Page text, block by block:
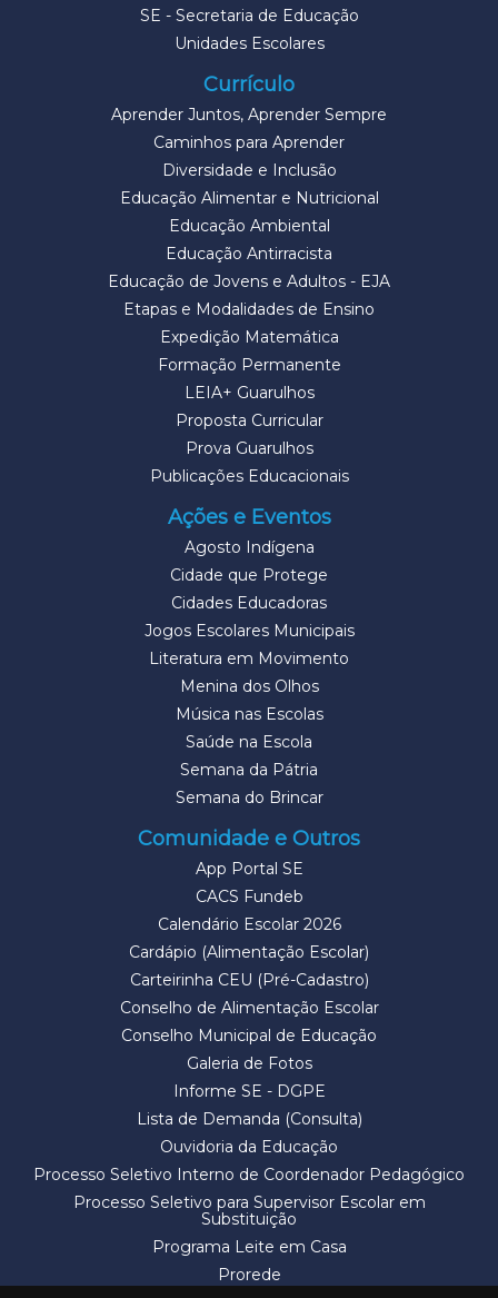
SE - Secretaria de Educação
Unidades Escolares
Currículo
Aprender Juntos, Aprender Sempre
Caminhos para Aprender
Diversidade e Inclusão
Educação Alimentar e Nutricional
Educação Ambiental
Educação Antirracista
Educação de Jovens e Adultos - EJA
Etapas e Modalidades de Ensino
Expedição Matemática
Formação Permanente
LEIA+ Guarulhos
Proposta Curricular
Prova Guarulhos
Publicações Educacionais
Ações e Eventos
Agosto Indígena
Cidade que Protege
Cidades Educadoras
Jogos Escolares Municipais
Literatura em Movimento
Menina dos Olhos
Música nas Escolas
Saúde na Escola
Semana da Pátria
Semana do Brincar
Comunidade e Outros
App Portal SE
CACS Fundeb
Calendário Escolar 2026
Cardápio (Alimentação Escolar)
Carteirinha CEU (Pré-Cadastro)
Conselho de Alimentação Escolar
Conselho Municipal de Educação
Galeria de Fotos
Informe SE - DGPE
Lista de Demanda (Consulta)
Ouvidoria da Educação
Processo Seletivo Interno de Coordenador Pedagógico
Processo Seletivo para Supervisor Escolar em
Substituição
Programa Leite em Casa
Prorede